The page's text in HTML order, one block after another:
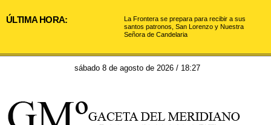
ÚLTIMA HORA:
La Frontera se prepara para recibir a sus
santos patronos, San Lorenzo y Nuestra
Señora de Candelaria
sábado 8 de agosto de 2026 / 18:27